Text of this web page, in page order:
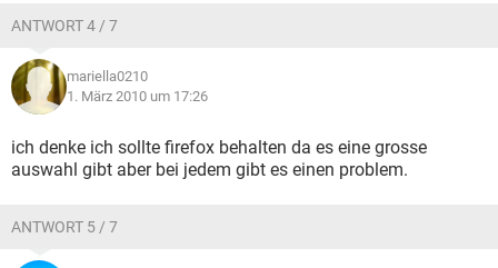
ANTWORT 4 / 7
mariella0210
1. März 2010 um 17:26
ich denke ich sollte firefox behalten da es eine grosse
auswahl gibt aber bei jedem gibt es einen problem.
ANTWORT 5 / 7